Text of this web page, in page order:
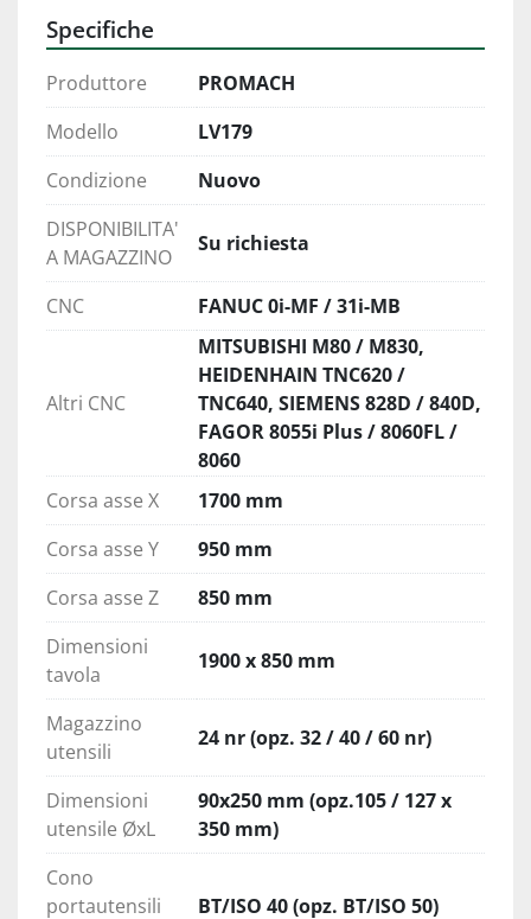
di classe C3 e diametro 50mm.
Supportato da cuscinetti di classe P4 di
gamma extra ampia di capacità di lavorazione e
alta velocità. Il sistema di sbloccaggio flottante
assicura che la forza di sbloccaggio dell'utensile
non venga trasmessa ai cuscinetti del mandrino.
Fornisce un bloccaggio e un sbloccaggio stabile
dell'utensile con il mandrino e prolunga la
Specifiche
Produttore
PROMACH
Modello
LV179
Condizione
Nuovo
DISPONIBILITA'
A MAGAZZINO
Su richiesta
CNC FANUC 0i-MF / 31i-MB
Altri CNC
MITSUBISHI M80 / M830,
HEIDENHAIN TNC620 /
TNC640, SIEMENS 828D / 840D,
FAGOR 8055i Plus / 8060FL /
8060
Corsa asse X
1700 mm
Corsa asse Y
950 mm
Corsa asse Z
850 mm
Dimensioni
tavola
1900 x 850 mm
Magazzino
utensili
24 nr (opz. 32 / 40 / 60 nr)
Dimensioni
utensile ØxL
90x250 mm (opz.105 / 127 x
350 mm)
Cono
portautensili
BT/ISO 40 (opz. BT/ISO 50)